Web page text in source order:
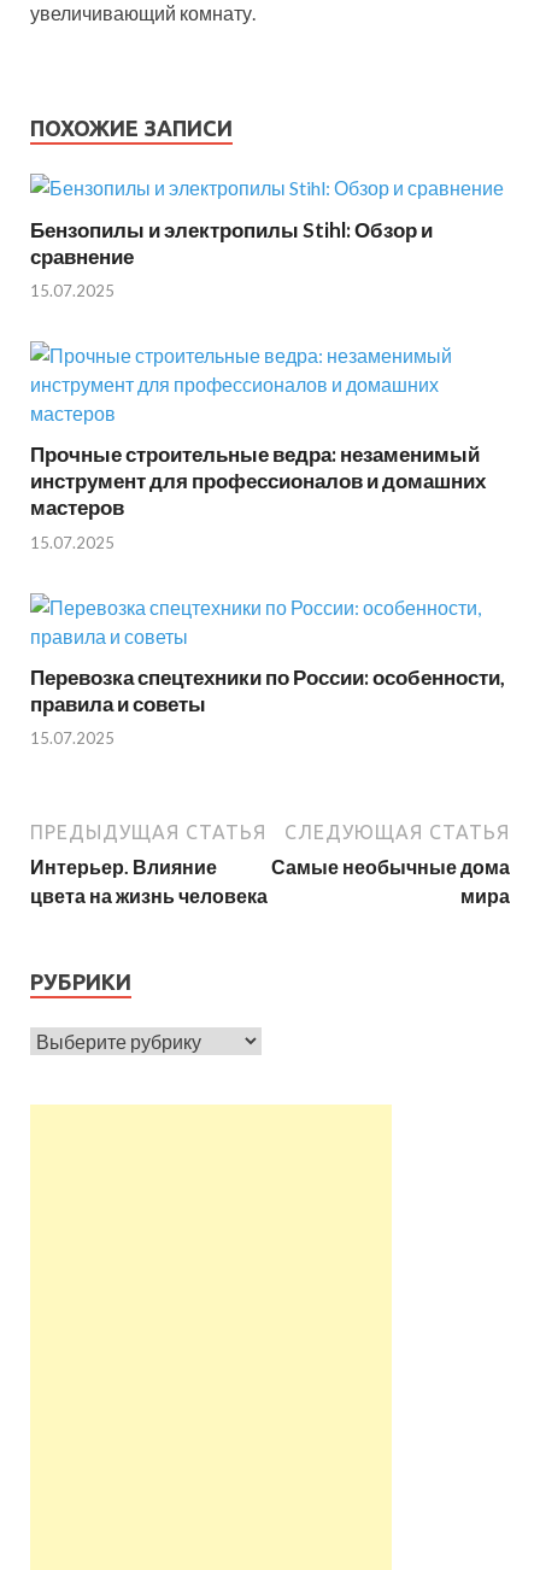
увеличивающий комнату.
ПОХОЖИЕ ЗАПИСИ
Бензопилы и электропилы Stihl: Обзор и
сравнение
15.07.2025
Прочные строительные ведра: незаменимый
инструмент для профессионалов и домашних
мастеров
15.07.2025
Перевозка спецтехники по России: особенности,
правила и советы
15.07.2025
ПРЕДЫДУЩАЯ СТАТЬЯ
Интерьер. Влияние
цвета на жизнь человека
СЛЕДУЮЩАЯ СТАТЬЯ
Самые необычные дома
мира
РУБРИКИ